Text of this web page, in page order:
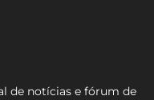
de notícias e fórum de